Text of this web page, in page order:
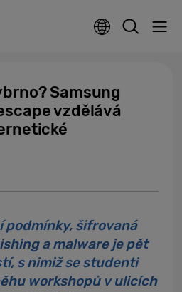
Samsung
vzdělává
podmínky, šifrovaná
a malware je pět
s nimiž se studenti
workshopů v ulicích